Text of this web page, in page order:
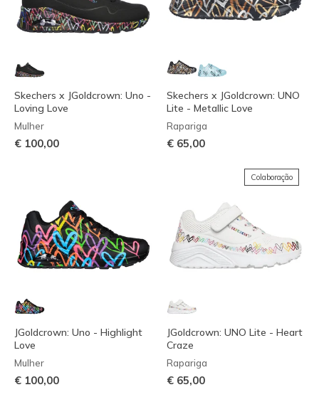
Skechers x JGoldcrown: Uno -
Loving Love
Mulher
€ 100,00
Skechers x JGoldcrown: UNO
Lite - Metallic Love
Rapariga
€ 65,00
JGoldcrown: Uno - Highlight
Love
Mulher
€ 100,00
Colaboração
JGoldcrown: UNO Lite - Heart
Craze
Rapariga
€ 65,00